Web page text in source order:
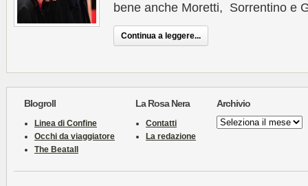
bene anche Moretti, Sorrentino e
Continua a leggere...
Blogroll
Linea di Confine
Occhi da viaggiatore
The Beatall
La Rosa Nera
Contatti
La redazione
Archivio
Archivio